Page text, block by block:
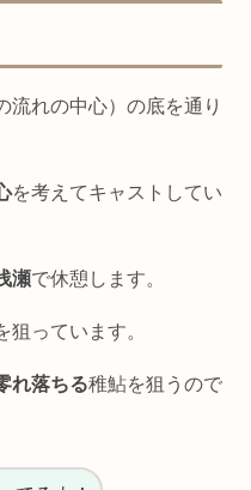
流れの中心）の底を通り
を考えてキャストしてい
瀬で休憩します。
狙っています。
れ落ちる稚鮎を狙うので